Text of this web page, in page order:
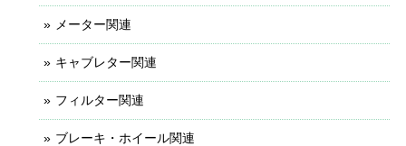
メーター関連
キャブレター関連
フィルター関連
ブレーキ・ホイール関連